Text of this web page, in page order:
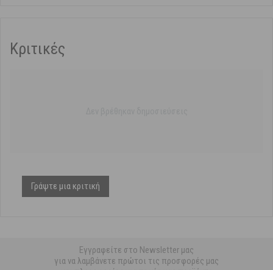
Κριτικές
Γράψτε μια κριτική
Εγγραφείτε στο Newsletter μας
για να λαμβάνετε πρώτοι τις προσφορές μας